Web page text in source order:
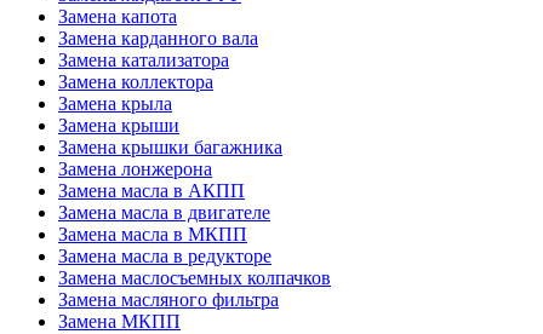
Замена капота
Замена карданного вала
Замена катализатора
Замена коллектора
Замена крыла
Замена крыши
Замена крышки багажника
Замена лонжерона
Замена масла в АКПП
Замена масла в двигателе
Замена масла в МКПП
Замена масла в редукторе
Замена маслосъемных колпачков
Замена масляного фильтра
Замена МКПП